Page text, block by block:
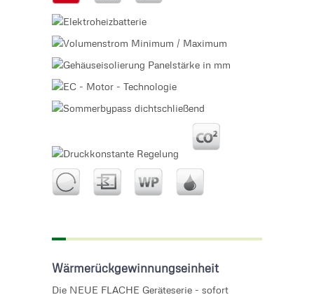
Wärmerückgewinnungseinheit
Die NEUE FLACHE Geräteserie - sofort